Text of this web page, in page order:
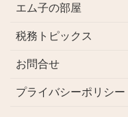
エム子の部屋
税務トピックス
お問合せ
プライバシーポリシー